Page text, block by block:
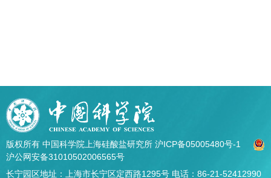
版权所有 中国科学院上海硅酸盐研究所 沪ICP备05005480号-1
沪公网安备31010502006565号
长宁园区地址：上海市长宁区定西路1295号 电话：86-21-52412990